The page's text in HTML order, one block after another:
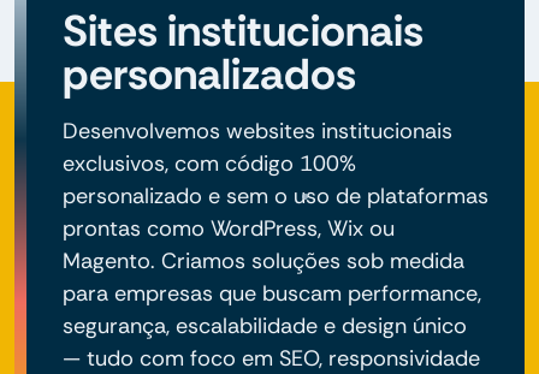
Sites institucionais
personalizados
Desenvolvemos websites institucionais
exclusivos, com código 100%
personalizado e sem o uso de plataformas
prontas como WordPress, Wix ou
Magento. Criamos soluções sob medida
para empresas que buscam performance,
segurança, escalabilidade e design único
— tudo com foco em SEO, responsividade